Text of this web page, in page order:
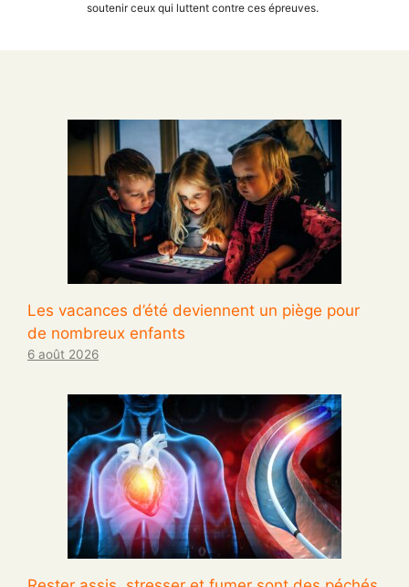
soutenir ceux qui luttent contre ces épreuves.
Les vacances d’été deviennent un piège pour
de nombreux enfants
6 août 2026